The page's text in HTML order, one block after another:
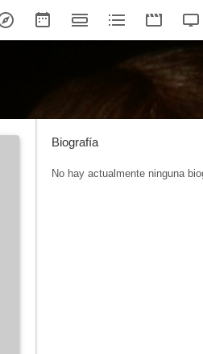
Biografía
No hay actualmente ninguna